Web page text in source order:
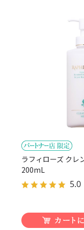
ラフィローズ ク
200mL
5.0